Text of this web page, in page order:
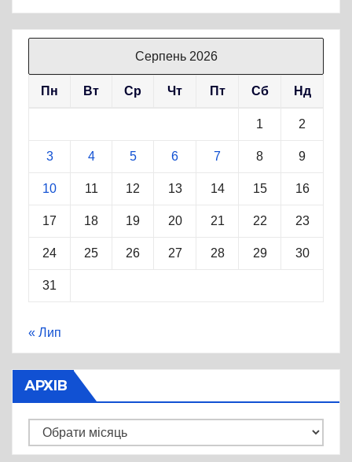
Серпень 2026
Пн Вт Ср Чт Пт Сб Нд
1 2
3 4 5 6 7 8 9
10 11 12 13 14 15 16
17 18 19 20 21 22 23
24 25 26 27 28 29 30
31
« Лип
АРХІВ
Архів